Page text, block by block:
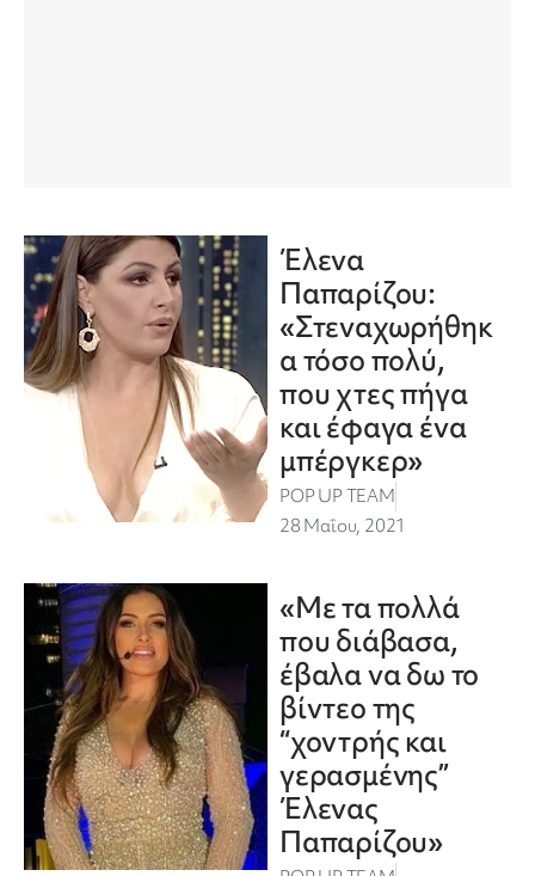
Έλενα
Παπαρίζου:
«Στεναχωρήθηκ
α τόσο πολύ,
που χτες πήγα
και έφαγα ένα
μπέργκερ»
POP UP TEAM
28 Μαΐου, 2021
«Με τα πολλά
που διάβασα,
έβαλα να δω το
βίντεο της
“χοντρής και
γερασμένης”
Έλενας
Παπαρίζου»